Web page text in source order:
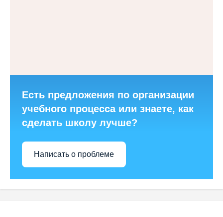
Есть предложения по организации
учебного процесса или знаете, как
сделать школу лучше?
Написать о проблеме